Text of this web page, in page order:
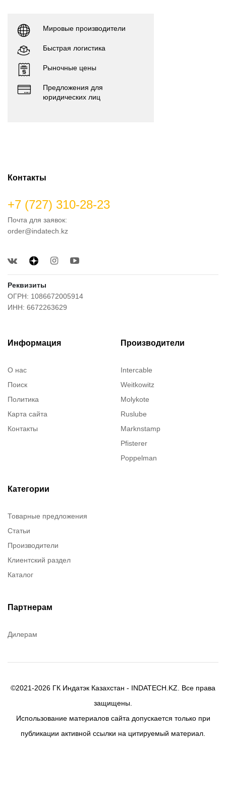
Мировые производители
Быстрая логистика
Рыночные цены
Предложения для
юридических лиц
Контакты
+7 (727) 310-28-23
Почта для заявок:
order@indatech.kz
Реквизиты
ОГРН: 1086672005914
ИНН: 6672263629
Информация
О нас
Поиск
Политика
Карта сайта
Контакты
Производители
Intercable
Weitkowitz
Molykote
Ruslube
Marknstamp
Pfisterer
Poppelman
Категории
Товарные предложения
Статьи
Производители
Клиентский раздел
Каталог
Партнерам
Дилерам
©2021-2026 ГК Индатэк Казахстан - INDATECH.KZ. Все права
защищены.
Использование материалов сайта допускается только при
публикации активной ссылки на цитируемый материал.